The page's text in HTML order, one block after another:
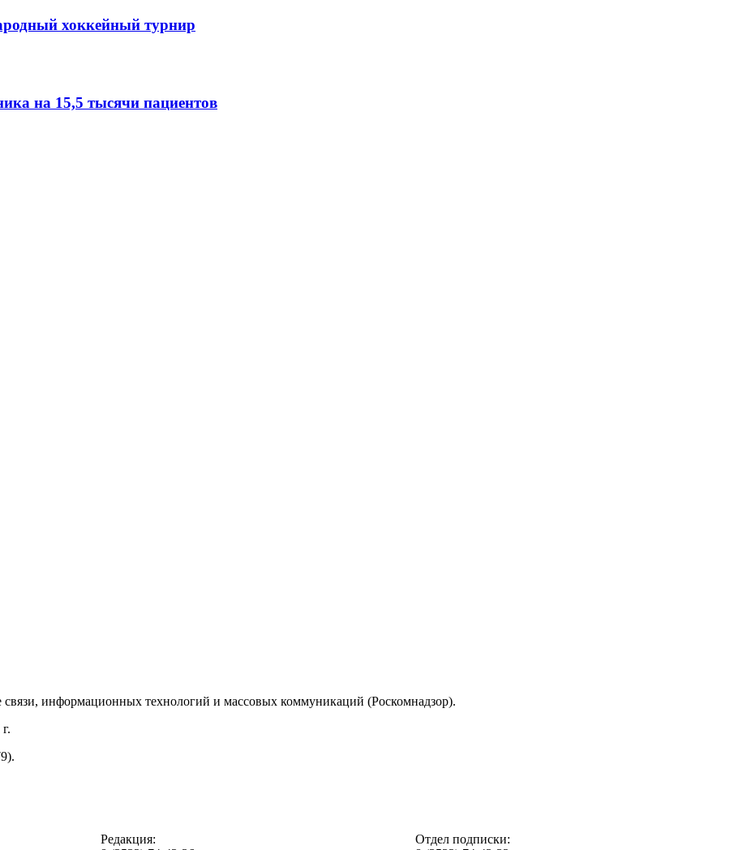
хоккейный турнир
на 15,5 тысячи пациентов
информационных технологий и массовых коммуникаций (Роскомнадзор).
Редакция:
Отдел подписки: